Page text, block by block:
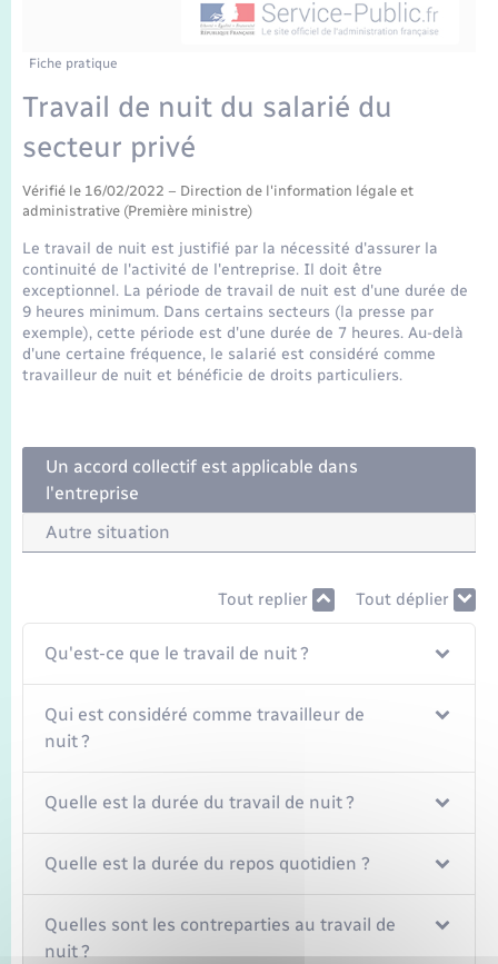
Mariage – PACS
Parrainage civil
Recensement
Fiche pratique
Travail de nuit du salarié du
secteur privé
Vérifié le 16/02/2022 – Direction de l'information légale et
administrative (Première ministre)
Le travail de nuit est justifié par la nécessité d'assurer la
continuité de l'activité de l'entreprise. Il doit être
exceptionnel. La période de travail de nuit est d'une durée de
9 heures minimum. Dans certains secteurs (la presse par
exemple), cette période est d'une durée de 7 heures. Au-delà
d'une certaine fréquence, le salarié est considéré comme
travailleur de nuit et bénéficie de droits particuliers.
Un accord collectif est applicable dans
l'entreprise
Autre situation
Tout replier Tout déplier
Qu'est-ce que le travail de nuit ?
Qui est considéré comme travailleur de
nuit ?
Quelle est la durée du travail de nuit ?
Quelle est la durée du repos quotidien ?
Quelles sont les contreparties au travail de
nuit ?